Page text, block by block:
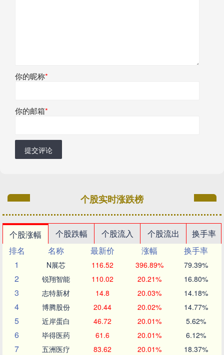
你的昵称*
你的邮箱*
提交评论
个股实时涨跌榜
个股涨幅 个股跌幅 个股流入 个股流出
换手率
排名
名称 最新价 涨幅
换手率
1
N展芯 116.52 396.89% 79.39%
2 锐翔智能 110.02 20.21% 16.80%
3 志特新材 14.8 20.03% 14.18%
4 博腾股份 20.44 20.02% 14.77%
5 近岸蛋白 46.72 20.01% 5.62%
6 毕得医药 61.6 20.01% 6.12%
7 五洲医疗 83.62 20.01% 18.37%